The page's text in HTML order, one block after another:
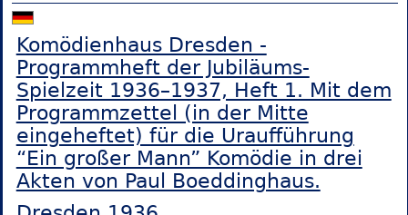
Komödienhaus Dresden -
Programmheft der Jubiläums-
Spielzeit 1936–1937, Heft 1. Mit dem
Programmzettel (in der Mitte
eingeheftet) für die Uraufführung
“Ein großer Mann” Komödie in drei
Akten von Paul Boeddinghaus.